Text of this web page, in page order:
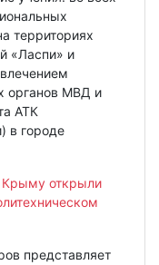
территориях
«Ласпи» и
органов МВД и
АТК
в городе
Крыму открыли
представляет